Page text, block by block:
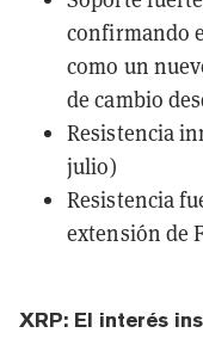
confirmando
como un
de cambio
Resistencia
julio)
Resistencia
extensión de
XRP: El interés